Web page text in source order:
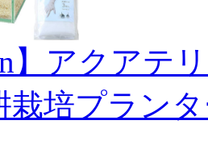
】アクアテ
栽培プラン